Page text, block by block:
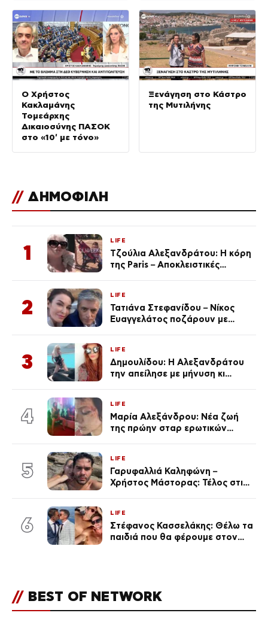
Ο Χρήστος
Κακλαμάνης
Τομεάρχης
Δικαιοσύνης ΠΑΣΟΚ
στο «10′ με τόνο»
Ξενάγηση στο Κάστρο
της Μυτιλήνης
// ΔΗΜΟΦΙΛΗ
1
LIFE
Τζούλια Αλεξανδράτου: Η κόρη
της Paris – Αποκλειστικές
2
LIFE
Τατιάνα Στεφανίδου – Νίκος
Ευαγγελάτος ποζάρουν με
3
LIFE
Δημουλίδου: Η Αλεξανδράτου
την απείλησε με μήνυση κι
ποια είσαι σοκαρίστικα»
4
LIFE
Μαρία Αλεξάνδρου: Νέα ζωή
της πρώην σταρ ερωτικών
(Φωτογραφίες)
5
LIFE
Γαρυφαλλιά Καληφώνη –
Χρήστος Μάστορας: Τέλος στις
6
LIFE
Στέφανος Κασσελάκης: Θέλω τα
παιδιά που θα φέρουμε στον
// BEST OF NETWORK